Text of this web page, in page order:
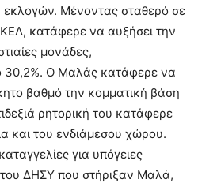
εκλογών. Μένοντας σταθερό σε
κατάφερε να αυξήσει την
μονάδες,
30,2%. Ο Μαλάς κατάφερε να
βαθμό την κομματική βάση
ρητορική του κατάφερε
και του ενδιάμεσου χώρου.
για υπόγειες
ΔΗΣΥ που στήριξαν Μαλά,